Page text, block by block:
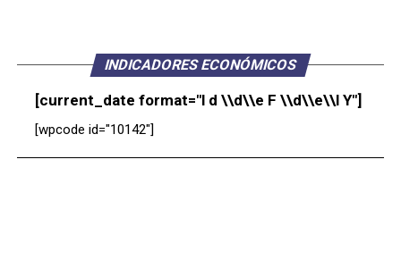
INDICADORES ECONÓMICOS
[current_date format="l d \\d\\e F \\d\\e\\l Y"]
[wpcode id="10142"]